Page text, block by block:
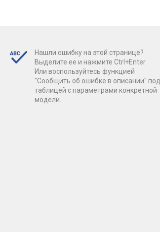
Нашли ошибку на этой странице?
Выделите ее и нажмите Ctrl+Enter.
Или воспользуйтесь функцией
"Сообщить об ошибке в описании" под
таблицей с параметрами конкретной
модели.